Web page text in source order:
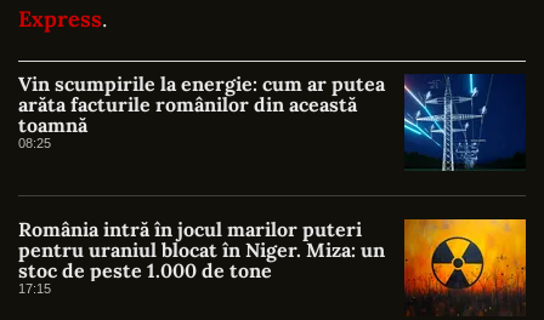
Express.
Vin scumpirile la energie: cum ar putea
arăta facturile românilor din această
toamnă
08:25
România intră în jocul marilor puteri
pentru uraniul blocat în Niger. Miza: un
stoc de peste 1.000 de tone
17:15